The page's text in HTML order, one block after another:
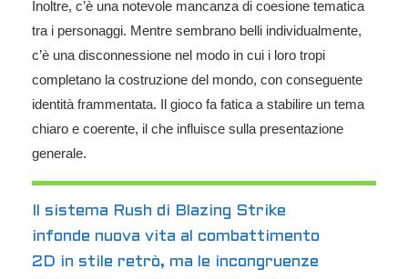
Inoltre, c’è una notevole mancanza di coesione tematica
tra i personaggi. Mentre sembrano belli individualmente,
c’è una disconnessione nel modo in cui i loro tropi
completano la costruzione del mondo, con conseguente
identità frammentata. Il gioco fa fatica a stabilire un tema
chiaro e coerente, il che influisce sulla presentazione
generale.
Il sistema Rush di Blazing Strike
infonde nuova vita al combattimento
2D in stile retrò, ma le incongruenze